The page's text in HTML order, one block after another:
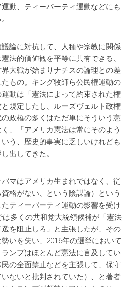
動、ティーパーティ運動などにも
論に対抗して、人種や宗教に関係
法的価値観を平等に共有できる、
大戦が始まりナチスの論理との差
もの。キング牧師ら公民権運動の
動は「憲法によって約束された権
規定したし、ルーズヴェルト政権
政権の多くはただ単にそういう憲
、「アメリカ憲法は常にそのよう
う、歴史的事実に乏しいけれども
出してきた。
バマはアメリカ生まれではなく、従
格がない、という陰謀論）という
ティーパーティ運動の影響を受け
は多くの共和党大統領候補が「憲法
を阻止しろ」と主張したが、その
いを失い、2016年の選挙において
ンプはほとんど憲法に言及してい
の全面禁止などを主張して、保守
ないと批判されていた）、と著者